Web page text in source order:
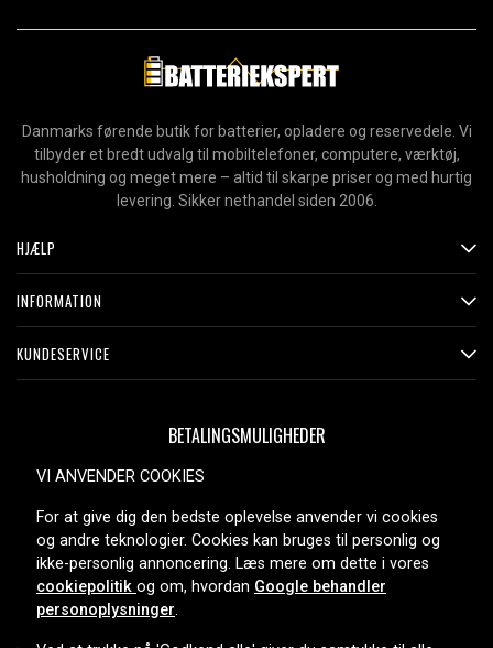
Danmarks førende butik for batterier, opladere og reservedele. Vi
tilbyder et bredt udvalg til mobiltelefoner, computere, værktøj,
husholdning og meget mere – altid til skarpe priser og med hurtig
levering. Sikker nethandel siden 2006.
HJÆLP
INFORMATION
KUNDESERVICE
BETALINGSMULIGHEDER
LEVERINGSMULIGHEDER
VI ANVENDER COOKIES
For at give dig den bedste oplevelse anvender vi cookies
og andre teknologier. Cookies kan bruges til personlig og
ikke-personlig annoncering. Læs mere om dette i vores
cookiepolitik og om, hvordan Google behandler
personoplysninger.